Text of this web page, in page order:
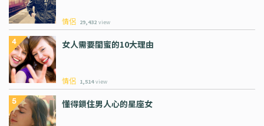
情侶 29,432 view
女人需要閨蜜的10大理由
情侶 1,514 view
懂得鎖住男人心的星座女